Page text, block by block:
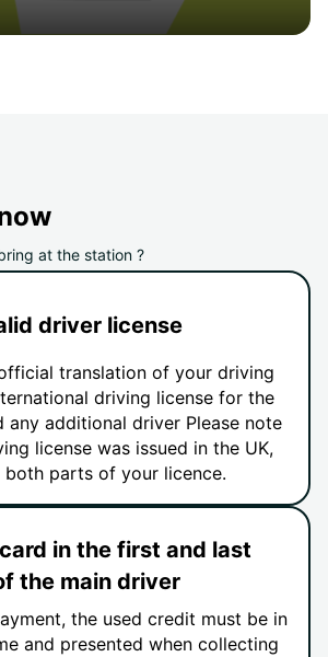
at the station ?
driver license
translation of your driving
driving license for the
any additional driver Please note
license was issued in the UK,
parts of your licence.
in the first and last
the main driver
the used credit must be in
and presented when collecting